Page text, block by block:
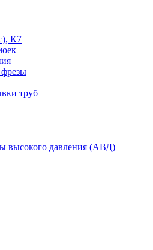
К7
труб
высокого давления (АВД)